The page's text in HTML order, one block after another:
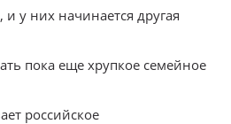
и у них начинается другая
пока еще хрупкое семейное
российское